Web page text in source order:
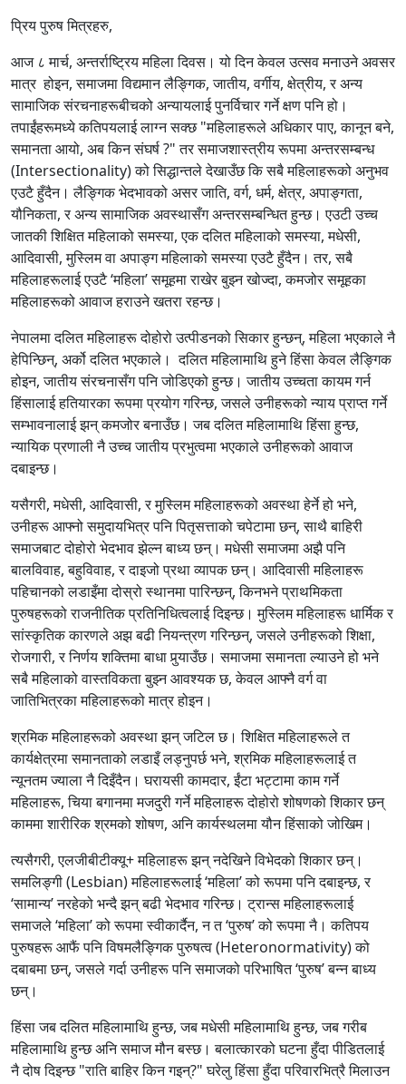
प्रिय पुरुष मित्रहरु,
आज ८ मार्च, अन्तर्राष्ट्रिय महिला दिवस। यो दिन केवल उत्सव मनाउने अवसर
मात्र होइन, समाजमा विद्यमान लैङ्गिक, जातीय, वर्गीय, क्षेत्रीय, र अन्य
सामाजिक संरचनाहरूबीचको अन्यायलाई पुनर्विचार गर्ने क्षण पनि हो।
तपाईंहरूमध्ये कतिपयलाई लाग्न सक्छ "महिलाहरूले अधिकार पाए, कानून बने,
समानता आयो, अब किन संघर्ष ?" तर समाजशास्त्रीय रूपमा अन्तरसम्बन्ध
(Intersectionality) को सिद्धान्तले देखाउँछ कि सबै महिलाहरूको अनुभव
एउटै हुँदैन। लैङ्गिक भेदभावको असर जाति, वर्ग, धर्म, क्षेत्र, अपाङ्गता,
यौनिकता, र अन्य सामाजिक अवस्थासँग अन्तरसम्बन्धित हुन्छ। एउटी उच्च
जातकी शिक्षित महिलाको समस्या, एक दलित महिलाको समस्या, मधेसी,
आदिवासी, मुस्लिम वा अपाङ्ग महिलाको समस्या एउटै हुँदैन। तर, सबै
महिलाहरूलाई एउटै ‘महिला’ समूहमा राखेर बुझ्न खोज्दा, कमजोर समूहका
महिलाहरूको आवाज हराउने खतरा रहन्छ।
नेपालमा दलित महिलाहरू दोहोरो उत्पीडनको सिकार हुन्छन्, महिला भएकाले नै
हेपिन्छिन्, अर्को दलित भएकाले। दलित महिलामाथि हुने हिंसा केवल लैङ्गिक
होइन, जातीय संरचनासँग पनि जोडिएको हुन्छ। जातीय उच्चता कायम गर्न
हिंसालाई हतियारका रूपमा प्रयोग गरिन्छ, जसले उनीहरूको न्याय प्राप्त गर्ने
सम्भावनालाई झन् कमजोर बनाउँछ। जब दलित महिलामाथि हिंसा हुन्छ,
न्यायिक प्रणाली नै उच्च जातीय प्रभुत्वमा भएकाले उनीहरूको आवाज
दबाइन्छ।
यसैगरी, मधेसी, आदिवासी, र मुस्लिम महिलाहरूको अवस्था हेर्ने हो भने,
उनीहरू आफ्नो समुदायभित्र पनि पितृसत्ताको चपेटामा छन्, साथै बाहिरी
समाजबाट दोहोरो भेदभाव झेल्न बाध्य छन्। मधेसी समाजमा अझै पनि
बालविवाह, बहुविवाह, र दाइजो प्रथा व्यापक छन्। आदिवासी महिलाहरू
पहिचानको लडाइँमा दोस्रो स्थानमा पारिन्छन्, किनभने प्राथमिकता
पुरुषहरूको राजनीतिक प्रतिनिधित्वलाई दिइन्छ। मुस्लिम महिलाहरू धार्मिक र
सांस्कृतिक कारणले अझ बढी नियन्त्रण गरिन्छन्, जसले उनीहरूको शिक्षा,
रोजगारी, र निर्णय शक्तिमा बाधा पुर्‍याउँछ। समाजमा समानता ल्याउने हो भने
सबै महिलाको वास्तविकता बुझ्न आवश्यक छ, केवल आफ्नै वर्ग वा
जातिभित्रका महिलाहरूको मात्र होइन।
श्रमिक महिलाहरूको अवस्था झन् जटिल छ। शिक्षित महिलाहरूले त
कार्यक्षेत्रमा समानताको लडाइँ लड्नुपर्छ भने, श्रमिक महिलाहरूलाई त
न्यूनतम ज्याला नै दिइँदैन। घरायसी कामदार, ईंटा भट्टामा काम गर्ने
महिलाहरू, चिया बगानमा मजदुरी गर्ने महिलाहरू दोहोरो शोषणको शिकार छन्
काममा शारीरिक श्रमको शोषण, अनि कार्यस्थलमा यौन हिंसाको जोखिम।
त्यसैगरी, एलजीबीटीक्यू+ महिलाहरू झन् नदेखिने विभेदको शिकार छन्।
समलिङ्गी (Lesbian) महिलाहरूलाई ‘महिला’ को रूपमा पनि दबाइन्छ, र
‘सामान्य’ नरहेको भन्दै झन् बढी भेदभाव गरिन्छ। ट्रान्स महिलाहरूलाई
समाजले ‘महिला’ को रूपमा स्वीकार्दैन, न त ‘पुरुष’ को रूपमा नै। कतिपय
पुरुषहरू आफैं पनि विषमलैङ्गिक पुरुषत्व (Heteronormativity) को
दबाबमा छन्, जसले गर्दा उनीहरू पनि समाजको परिभाषित ‘पुरुष’ बन्न बाध्य
छन्।
हिंसा जब दलित महिलामाथि हुन्छ, जब मधेसी महिलामाथि हुन्छ, जब गरीब
महिलामाथि हुन्छ अनि समाज मौन बस्छ। बलात्कारको घटना हुँदा पीडितलाई
नै दोष दिइन्छ "राति बाहिर किन गइन्?" घरेलु हिंसा हुँदा परिवारभित्रै मिलाउन